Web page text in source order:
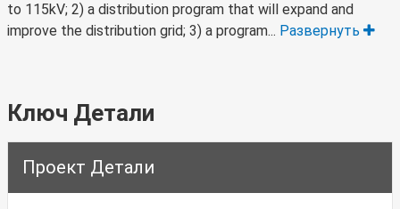
to 115kV; 2) a distribution program that will expand and
improve the distribution grid; 3) a program... Развернуть
Ключ Детали
Проект Детали